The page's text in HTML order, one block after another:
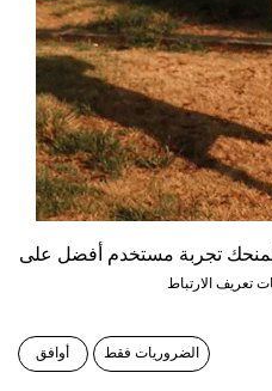
تجربة مستخدم أفضل على
تعريف الارتباط
الضروريات فقط أوافق